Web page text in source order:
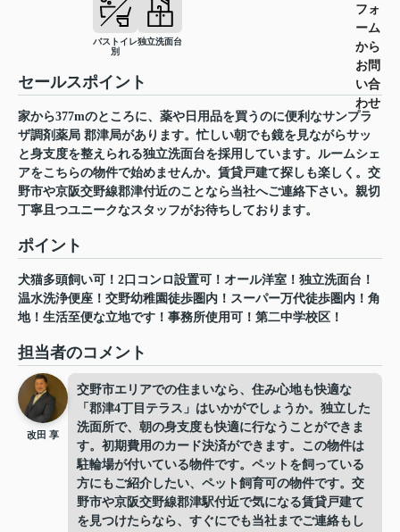
フォ
ーム
から
お問
い合
わせ
バストイレ
別
独立洗面台
セールスポイント
家から377mのところに、薬や日用品を買うのに便利なサンプラ
ザ調剤薬局 郡津局があります。忙しい朝でも鏡を見ながらサッ
と身支度を整えられる独立洗面台を採用しています。ルームシェ
アをこちらの物件で始めませんか。賃貸戸建て探しも楽しく。交
野市や京阪交野線郡津付近のことなら当社へご連絡下さい。親切
丁寧且つユニークなスタッフがお待ちしております。
ポイント
犬猫多頭飼い可！2口コンロ設置可！オール洋室！独立洗面台！
温水洗浄便座！交野幼稚園徒歩圏内！スーパー万代徒歩圏内！角
地！生活至便な立地です！事務所使用可！第二中学校区！
担当者のコメント
改田 享
交野市エリアでの住まいなら、住み心地も快適な
「郡津4丁目テラス」はいかがでしょうか。独立した
洗面所で、朝の身支度も快適に行なうことができま
す。初期費用のカード決済ができます。この物件は
駐輪場が付いている物件です。ペットを飼っている
方にもご紹介したい、ペット飼育可の物件です。交
野市や京阪交野線郡津駅付近で気になる賃貸戸建て
を見つけたらなら、すぐにでも当社までご連絡もし